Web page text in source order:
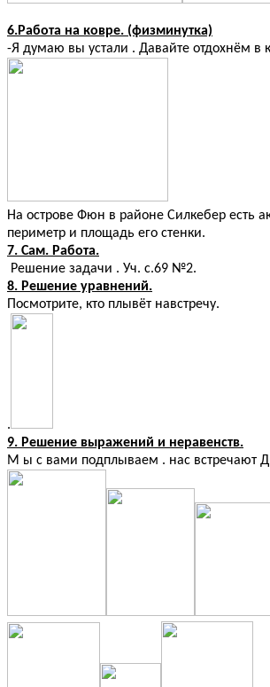
6.Работа на ковре. (физминутка)
-Я думаю вы устали . Давайте отдохнём в
На острове Фюн в районе Силкебер есть
периметр и площадь его стенки.
7. Сам. Работа.
Решение задачи . Уч. с.69 №2.
8. Решение уравнений.
Посмотрите, кто плывёт навстречу.
.
9. Решение выражений и неравенств.
М ы с вами подплываем . нас встречают